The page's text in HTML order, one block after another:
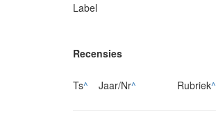
Label
Recensies
Ts^ Jaar/Nr^ Rubriek^